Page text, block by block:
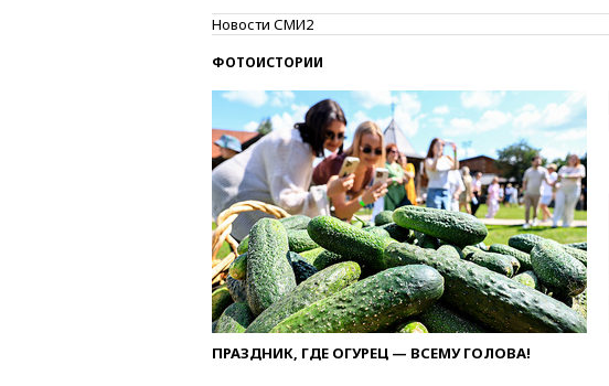
Новости СМИ2
ФОТОИСТОРИИ
ПРАЗДНИК, ГДЕ ОГУРЕЦ — ВСЕМУ ГОЛОВА!